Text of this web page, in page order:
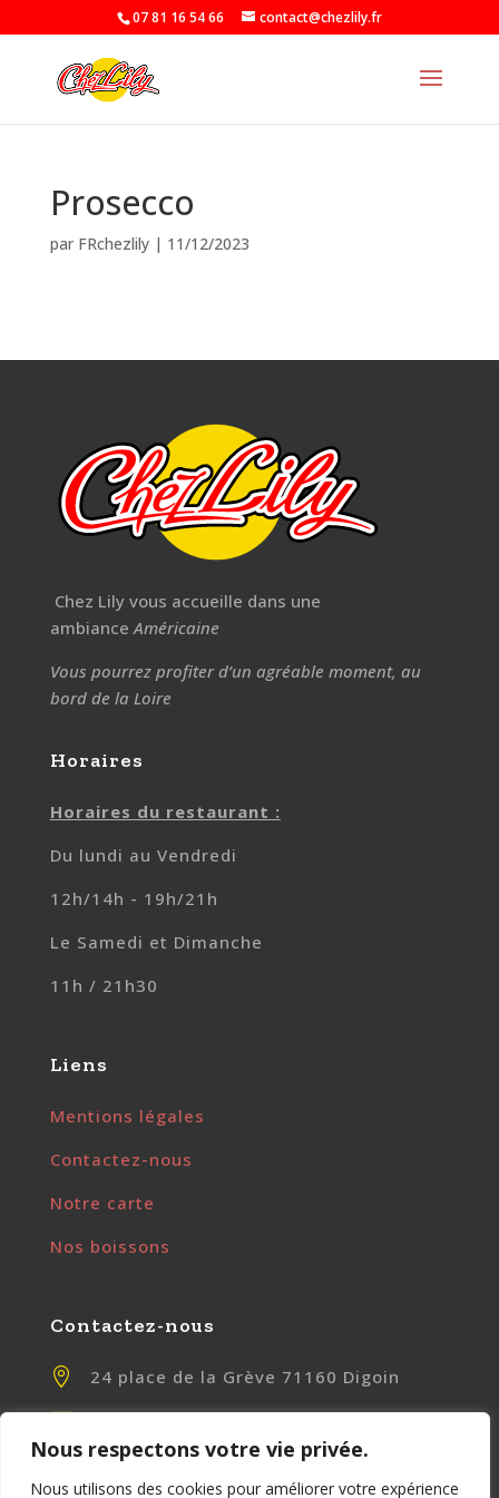
Nous respectons votre vie privée.
Nous utilisons des cookies pour améliorer votre expérience
07 81 16 54 66 contact@chezlily.fr
Prosecco
par FRchezlily| 11/12/2023
Chez Lily vous accueille dans une
ambianceAméricaine
Vous pourrez profiter d’un agréable moment, au
bord de la Loire
Horaires
Horaires du restaurant :
Du lundi au Vendredi
12h/14h - 19h/21h
Le Samedi et Dimanche
11h / 21h30
Liens
Mentions légales
Contactez-nous
Notre carte
Nos boissons
Contactez-nous

24 place de la Grève 71160 Digoin

www.chezlily.fr